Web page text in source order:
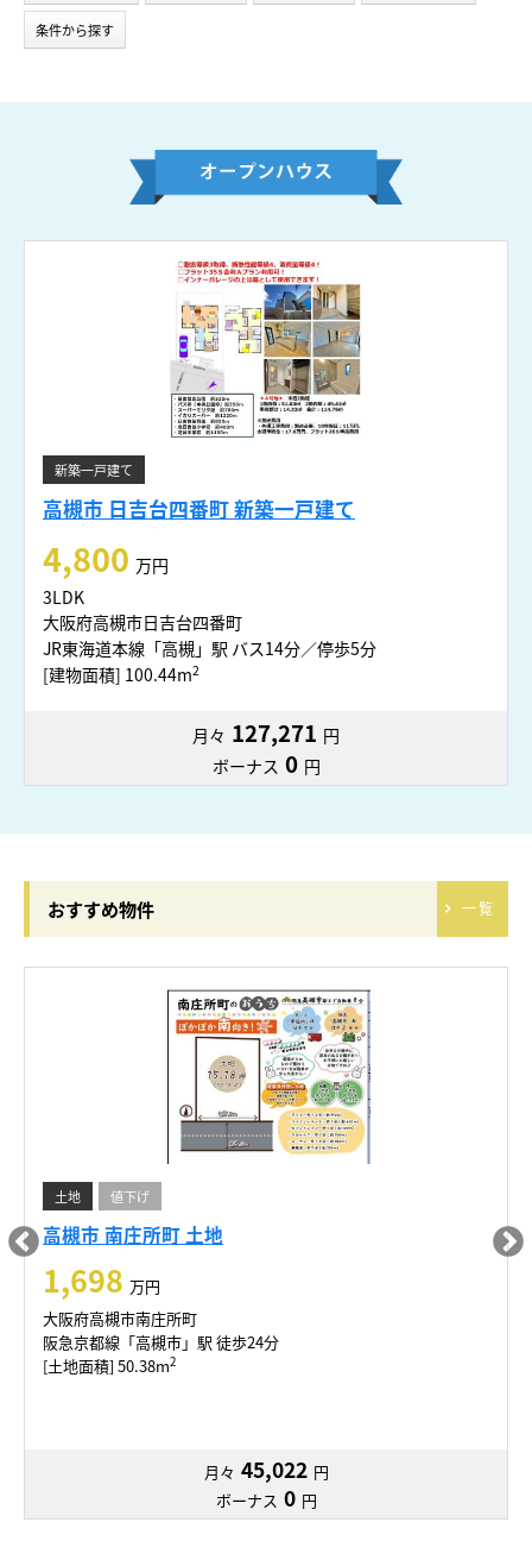
条件から探す
新築一戸建て
高槻市 日吉台四番町 新築一戸建て
4,800 万円
3LDK
大阪府高槻市日吉台四番町
JR東海道本線「高槻」駅 バス14分／停歩5分
[建物面積] 100.44m2
月々 127,271 円
ボーナス 0 円
おすすめ物件 一覧
土地 値下げ
高槻市 南庄所町 土地
1,698 万円
大阪府高槻市南庄所町
阪急京都線「高槻市」駅 徒歩24分
[土地面積] 50.38m2
月々 45,022 円
ボーナス 0 円